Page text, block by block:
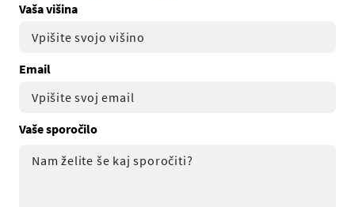
Vaša višina
Email
Vaše sporočilo